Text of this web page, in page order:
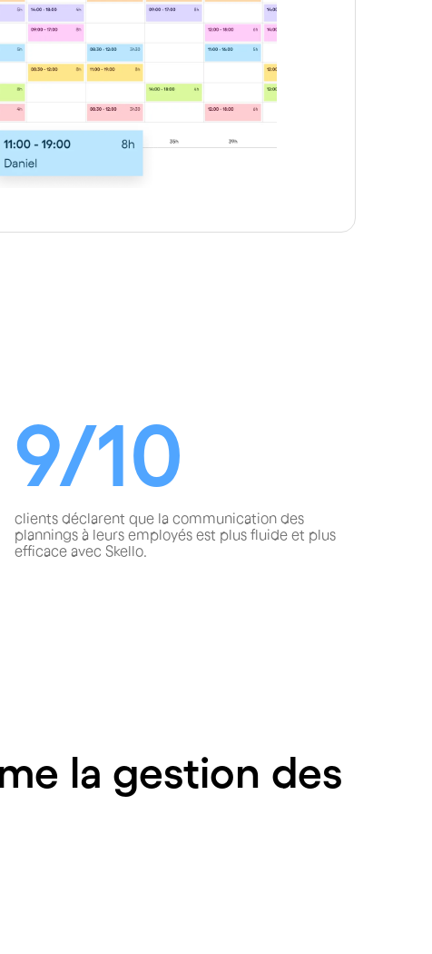
9/10
clients déclarent que la communication des
plannings à leurs employés est plus fluide et plus
efficace avec Skello.
la gestion des